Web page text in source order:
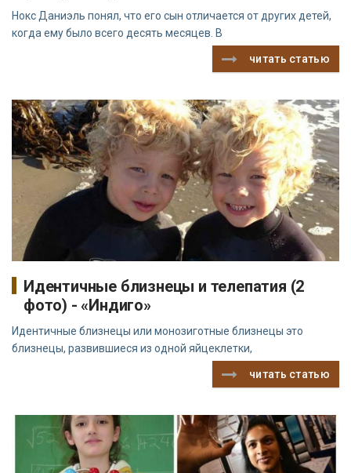
Нокс Даниэль понял, что его сын отличается от других детей,
когда ему было всего десять месяцев. В
читать статью
Идентичные близнецы и телепатия (2
фото) - «Индиго»
Идентичные близнецы или монозиготные близнецы это
близнецы, развившиеся из одной яйцеклетки,
читать статью